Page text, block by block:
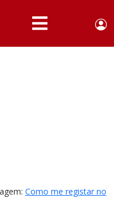
Portuguese,
English
Como me registar no